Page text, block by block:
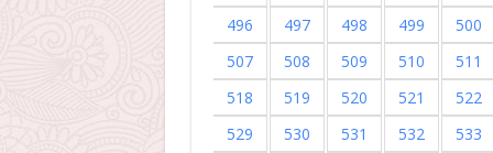
496
497 498 499
500
507
508 509 510
511
518
519 520 521
522
529
530 531 532 533